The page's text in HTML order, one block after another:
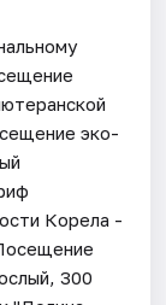
эко-
Корела -
300